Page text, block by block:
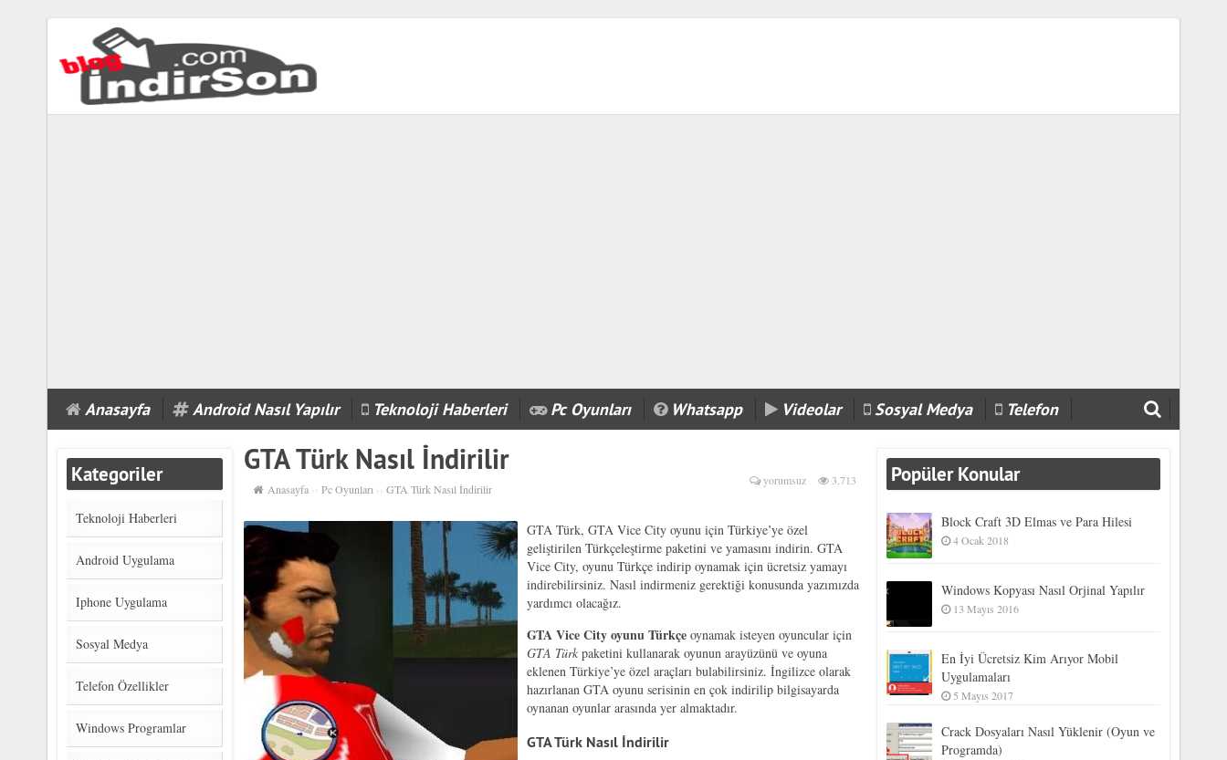
güncel
biabet
Anasayfa Android Nasıl Yapılır Teknoloji Haberleri Pc Oyunları Whatsapp Videolar Sosyal Medya Telefon
GTA Türk Nasıl İndirilir
Anasayfa ››Pc Oyunları ››GTA Türk Nasıl İndirilir
yorumsuz 3.713
GTA Türk, GTA Vice City oyunu için Türkiye’ye özel
geliştirilen Türkçeleştirme paketini ve yamasını indirin. GTA
Vice City, oyunu Türkçe indirip oynamak için ücretsiz yamayı
indirebilirsiniz. Nasıl indirmeniz gerektiği konusunda yazımızda
yardımcı olacağız.
GTA Vice City oyunu Türkçe oynamak isteyen oyuncular için
GTA Türk paketini kullanarak oyunun arayüzünü ve oyuna
eklenen Türkiye’ye özel araçları bulabilirsiniz. İngilizce olarak
hazırlanan GTA oyunu serisinin en çok indirilip bilgisayarda
oynanan oyunlar arasında yer almaktadır.
GTA Türk Nasıl İndirilir
Kategoriler
Teknoloji Haberleri
Android Uygulama
Iphone Uygulama
Sosyal Medya
Telefon Özellikler
Windows Programlar
Popüler Konular
Block Craft 3D Elmas ve Para Hilesi
4 Ocak 2018
Windows Kopyası Nasıl Orjinal Yapılır
13 Mayıs 2016
En İyi Ücretsiz Kim Arıyor Mobil
Uygulamaları
5 Mayıs 2017
Crack Dosyaları Nasıl Yüklenir (Oyun ve
Programda)